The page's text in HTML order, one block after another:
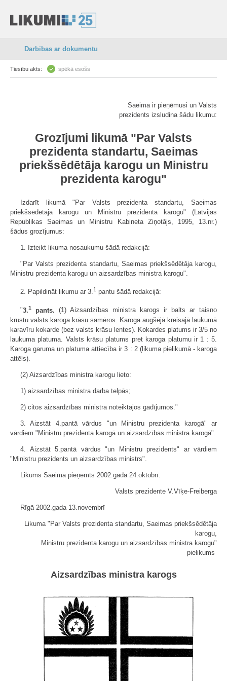
Darbības ar dokumentu
Tiesību akts: spēkā esošs
Saeima ir pieņēmusi un Valsts
prezidents izsludina šādu likumu:
Grozījumi likumā "Par Valsts
prezidenta standartu, Saeimas
priekšsēdētāja karogu un Ministru
prezidenta karogu"
Izdarīt likumā "Par Valsts prezidenta standartu, Saeimas
priekšsēdētāja karogu un Ministru prezidenta karogu" (Latvijas
Republikas Saeimas un Ministru Kabineta Ziņotājs, 1995, 13.nr.)
šādus grozījumus:
1. Izteikt likuma nosaukumu šādā redakcijā:
"Par Valsts prezidenta standartu, Saeimas priekšsēdētāja karogu,
Ministru prezidenta karogu un aizsardzības ministra karogu".
2. Papildināt likumu ar 3.1 pantu šādā redakcijā:
"3.1 pants. (1) Aizsardzības ministra karogs ir balts ar taisno
krustu valsts karoga krāsu samēros. Karoga augšējā kreisajā laukumā
karavīru kokarde (bez valsts krāsu lentes). Kokardes platums ir 3/5 no
laukuma platuma. Valsts krāsu platums pret karoga platumu ir 1 : 5.
Karoga garuma un platuma attiecība ir 3 : 2 (likuma pielikumā - karoga
attēls).
(2) Aizsardzības ministra karogu lieto:
1) aizsardzības ministra darba telpās;
2) citos aizsardzības ministra noteiktajos gadījumos."
3. Aizstāt 4.pantā vārdus "un Ministru prezidenta karogā" ar
vārdiem "Ministru prezidenta karogā un aizsardzības ministra karogā".
4. Aizstāt 5.pantā vārdus "un Ministru prezidents" ar vārdiem
"Ministru prezidents un aizsardzības ministrs".
Likums Saeimā pieņemts 2002.gada 24.oktobrī.
Valsts prezidente V.Vīķe-Freiberga
Rīgā 2002.gada 13.novembrī
Likuma "Par Valsts prezidenta standartu, Saeimas priekšsēdētāja
karogu,
Ministru prezidenta karogu un aizsardzības ministra karogu"
pielikums
Aizsardzības ministra karogs